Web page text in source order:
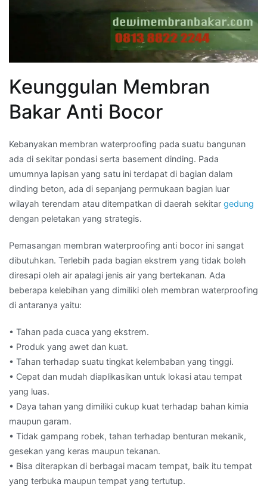
Keunggulan Membran
Bakar Anti Bocor
Kebanyakan membran waterproofing pada suatu bangunan
ada di sekitar pondasi serta basement dinding. Pada
umumnya lapisan yang satu ini terdapat di bagian dalam
dinding beton, ada di sepanjang permukaan bagian luar
wilayah terendam atau ditempatkan di daerah sekitar gedung
dengan peletakan yang strategis.
Pemasangan membran waterproofing anti bocor ini sangat
dibutuhkan. Terlebih pada bagian ekstrem yang tidak boleh
diresapi oleh air apalagi jenis air yang bertekanan. Ada
beberapa kelebihan yang dimiliki oleh membran waterproofing
di antaranya yaitu:
• Tahan pada cuaca yang ekstrem.
• Produk yang awet dan kuat.
• Tahan terhadap suatu tingkat kelembaban yang tinggi.
• Cepat dan mudah diaplikasikan untuk lokasi atau tempat
yang luas.
• Daya tahan yang dimiliki cukup kuat terhadap bahan kimia
maupun garam.
• Tidak gampang robek, tahan terhadap benturan mekanik,
gesekan yang keras maupun tekanan.
• Bisa diterapkan di berbagai macam tempat, baik itu tempat
yang terbuka maupun tempat yang tertutup.